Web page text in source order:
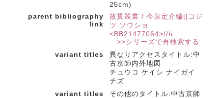
25cm)
parent bibliography
link
故實叢書 / 今泉定介編||コジ
ツ ソウショ
<BB21477064>//b
>>シリーズで再検索する
variant titles
異なりアクセスタイトル:中
古京師内外地図
チュウコ ケイシ ナイガイ
チズ
variant titles
その他のタイトル:中古京師